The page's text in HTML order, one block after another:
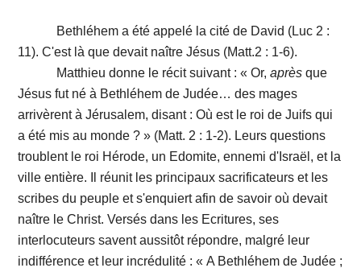
Bethléhem a été appelé la cité de David (Luc 2 :
11). C'est là que devait naître Jésus (Matt.2 : 1-6).
Matthieu donne le récit suivant : « Or,après que
Jésus fut né à Bethléhem de Judée… des mages
arrivèrent à Jérusalem, disant : Où est le roi de Juifs qui
a été mis au monde ? » (Matt. 2 : 1-2). Leurs questions
troublent le roi Hérode, un Edomite, ennemi d'Israël, et la
ville entière. Il réunit les principaux sacrificateurs et les
scribes du peuple et s'enquiert afin de savoir où devait
naître le Christ. Versés dans les Ecritures, ses
interlocuteurs savent aussitôt répondre, malgré leur
indifférence et leur incrédulité : « A Bethléhem de Judée ;